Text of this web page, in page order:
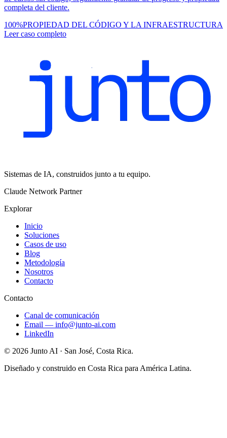
completa del cliente.
100%PROPIEDAD DEL CÓDIGO Y LA INFRAESTRUCTURA
Leer caso completo
Sistemas de IA, construidos junto a tu equipo.
Claude Network Partner
Explorar
Inicio
Soluciones
Casos de uso
Blog
Metodología
Nosotros
Contacto
Contacto
Canal de comunicación
Email — info@junto-ai.com
LinkedIn
© 2026 Junto AI · San José, Costa Rica.
Diseñado y construido en Costa Rica para América Latina.